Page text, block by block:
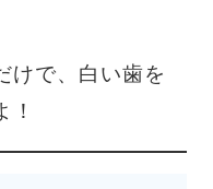
けで、白い歯を
！